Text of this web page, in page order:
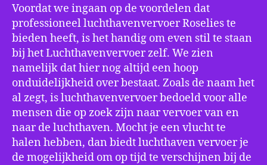
Voordat we ingaan op de voordelen dat
professioneel luchthavenvervoer Roselies te
bieden heeft, is het handig om even stil te staan
bij het Luchthavenvervoer zelf. We zien
namelijk dat hier nog altijd een hoop
onduidelijkheid over bestaat. Zoals de naam het
al zegt, is luchthavenvervoer bedoeld voor alle
mensen die op zoek zijn naar vervoer van en
naar de luchthaven. Mocht je een vlucht te
halen hebben, dan biedt luchthaven vervoer je
de mogelijkheid om op tijd te verschijnen bij de